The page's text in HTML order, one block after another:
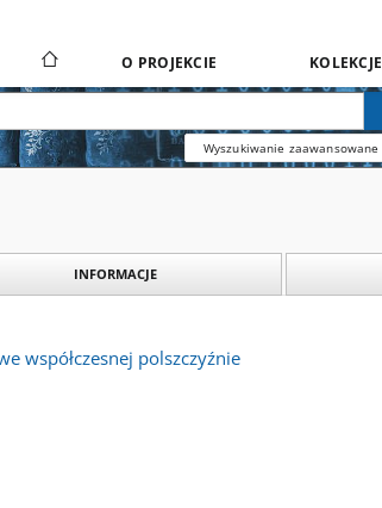
O PROJEKCIE KOLEKCJE
Wyszukiwanie zaawansowane
INFORMACJE
współczesnej polszczyźnie